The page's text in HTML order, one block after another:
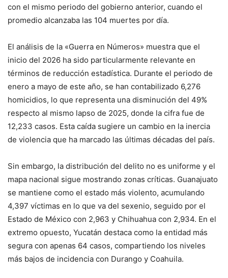
con el mismo periodo del gobierno anterior, cuando el
promedio alcanzaba las 104 muertes por día.
El análisis de la «Guerra en Números» muestra que el
inicio del 2026 ha sido particularmente relevante en
términos de reducción estadística. Durante el periodo de
enero a mayo de este año, se han contabilizado 6,276
homicidios, lo que representa una disminución del 49%
respecto al mismo lapso de 2025, donde la cifra fue de
12,233 casos. Esta caída sugiere un cambio en la inercia
de violencia que ha marcado las últimas décadas del país.
Sin embargo, la distribución del delito no es uniforme y el
mapa nacional sigue mostrando zonas críticas. Guanajuato
se mantiene como el estado más violento, acumulando
4,397 víctimas en lo que va del sexenio, seguido por el
Estado de México con 2,963 y Chihuahua con 2,934. En el
extremo opuesto, Yucatán destaca como la entidad más
segura con apenas 64 casos, compartiendo los niveles
más bajos de incidencia con Durango y Coahuila.